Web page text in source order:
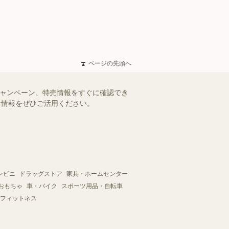
ページの先頭へ
ンペーン、特売情報をすぐに確認でき
報をぜひご活用ください。
ビニ ドラッグストア
家具・ホームセンター
もちゃ
車・バイク
スポーツ用品・自転車
ィットネス